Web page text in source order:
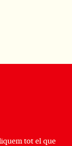
tot el que